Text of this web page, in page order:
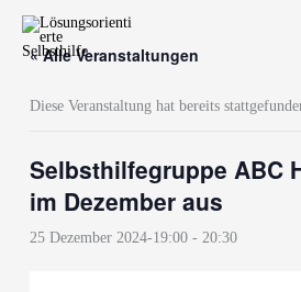
Inhalt
springen« Alle Veranstaltungen
Diese Veranstaltung hat bereits
Selbsthilfegruppe ABC
im Dezember aus
25 Dezember 2024-19:00 -20:30